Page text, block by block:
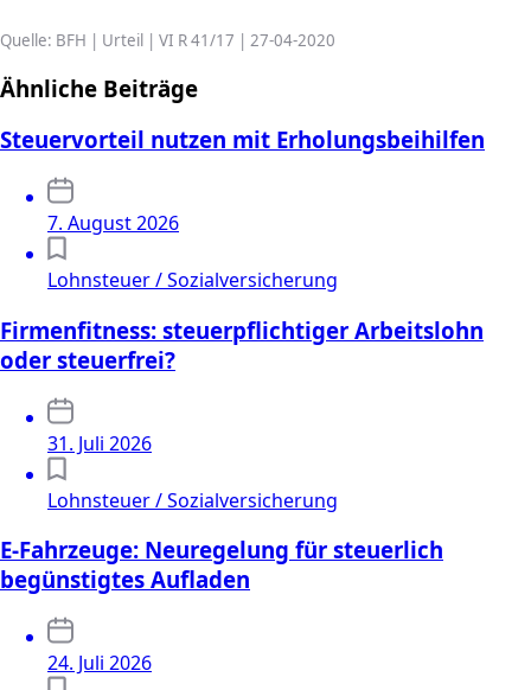
Quelle: BFH | Urteil | VI R 41/17 | 27-04-2020
Ähnliche Beiträge
Steuervorteil nutzen mit Erholungsbeihilfen
7. August 2026
Lohnsteuer / Sozialversicherung
Firmenfitness: steuerpflichtiger Arbeitslohn
oder steuerfrei?
31. Juli 2026
Lohnsteuer / Sozialversicherung
E-Fahrzeuge: Neuregelung für steuerlich
begünstigtes Aufladen
24. Juli 2026